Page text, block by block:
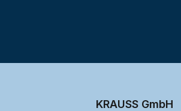
KRAUSS GmbH